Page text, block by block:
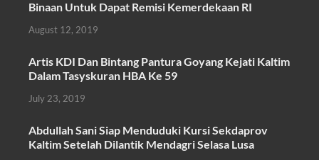
o
k
p
Binaan Untuk Dapat Remisi Kemerdekaan RI
August 12, 2019
Artis KDI Dan Bintang Pantura Goyang Kejati Kaltim
Dalam Tasyskuran HBA Ke 59
July 23, 2019
Abdullah Sani Siap Menduduki Kursi Sekdaprov
Kaltim Setelah Dilantik Mendagri Selasa Lusa